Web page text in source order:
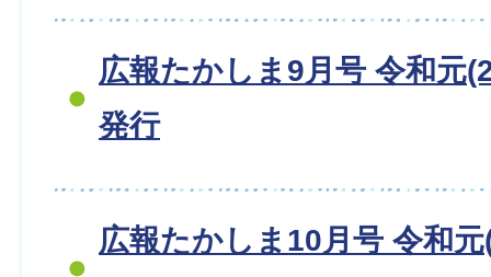
広報たかしま9月号 令和元
発行
広報たかしま10月号 令和